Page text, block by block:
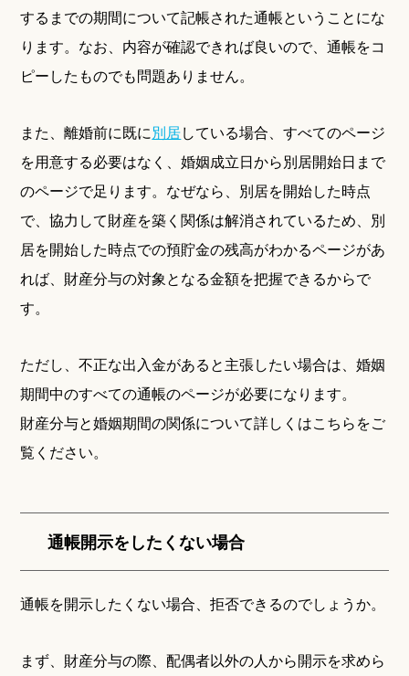
するまでの期間について記帳された通帳ということにな
ります。なお、内容が確認できれば良いので、通帳をコ
ピーしたものでも問題ありません。
また、離婚前に既に別居している場合、すべてのページ
を用意する必要はなく、婚姻成立日から別居開始日まで
のページで足ります。なぜなら、別居を開始した時点
で、協力して財産を築く関係は解消されているため、別
居を開始した時点での預貯金の残高がわかるページがあ
れば、財産分与の対象となる金額を把握できるからで
す。
ただし、不正な出入金があると主張したい場合は、婚姻
期間中のすべての通帳のページが必要になります。
財産分与と婚姻期間の関係について詳しくはこちらをご
覧ください。
通帳開示をしたくない場合
通帳を開示したくない場合、拒否できるのでしょうか。
まず、財産分与の際、配偶者以外の人から開示を求めら